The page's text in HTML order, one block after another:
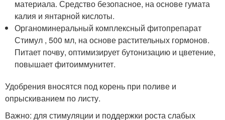
материала. Средство безопасное, на основе гумата
калия и янтарной кислоты.
Органоминеральный комплексный фитопрепарат
Стимул , 500 мл, на основе растительных гормонов.
Питает почву, оптимизирует бутонизацию и цветение,
повышает фитоиммунитет.
Удобрения вносятся под корень при поливе и
опрыскиванием по листу.
Важно: для стимуляции и поддержки роста слабых